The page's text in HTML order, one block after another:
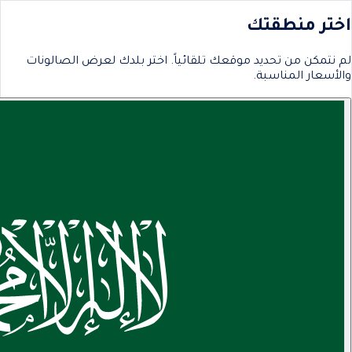
اختر منطقتك
لم نتمكن من تحديد موقعك تلقائياً. اختر بلدك لعرض الصالونات
والأسعار المناسبة.